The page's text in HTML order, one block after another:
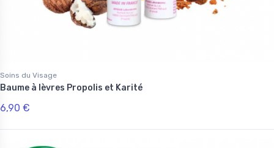
Soins du Visage
Baume à lèvres Propolis et Karité
6,90 €